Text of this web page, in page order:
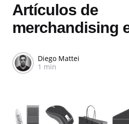
Artículos de
merchandising
Diego Mattei
1 min